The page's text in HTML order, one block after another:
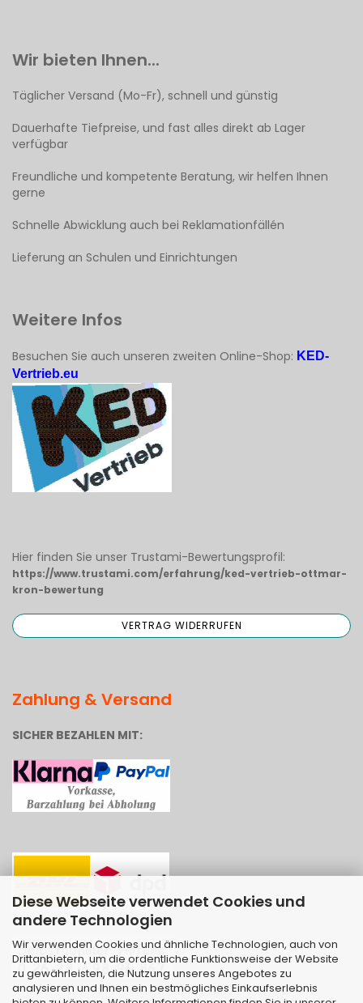
Diese Webseite verwendet Cookies und
andere Technologien
Wir verwenden Cookies und ähnliche Technologien, auch von
Drittanbietern, um die ordentliche Funktionsweise der Website
zu gewährleisten, die Nutzung unseres Angebotes zu
analysieren und Ihnen ein bestmögliches Einkaufserlebnis
Wir bieten Ihnen...
Täglicher Versand (Mo-Fr), schnell und günstig
Dauerhafte Tiefpreise, und fast alles direkt ab Lager
verfügbar
Freundliche und kompetente Beratung, wir helfen Ihnen
gerne
Schnelle Abwicklung auch bei Reklamationfällén
Lieferung an Schulen und Einrichtungen
Weitere Infos
Besuchen Sie auch unseren zweiten Online-Shop: KED-
Vertrieb.eu
Hier finden Sie unser Trustami-Bewertungsprofil:
https://www.trustami.com/erfahrung/ked-vertrieb-ottmar-
kron-bewertung
Zahlung & Versand
SICHER BEZAHLEN MIT: